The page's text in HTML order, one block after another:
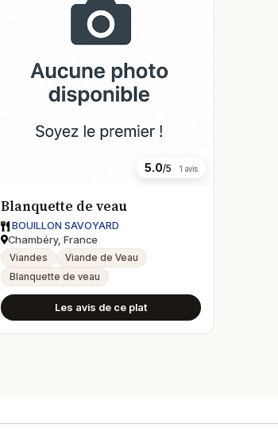
5.0/5 1 avis
Blanquette de veau
BOUILLON SAVOYARD
Chambéry, France
Viandes
Viande de Veau
Blanquette de veau
Les avis de ce plat